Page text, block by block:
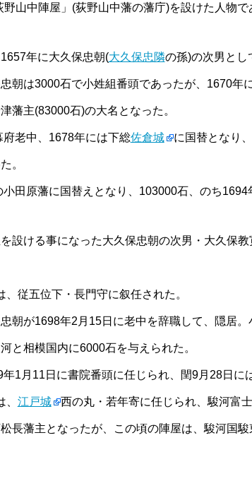
山中陣屋」(荻野山中藩の藩庁)を設けた人物で
年に大久保忠朝(大久保忠隣の孫)の次男とし
朝は3000石で小姓組番頭であったが、1670年
藩主(83000石)の大名となった。
老中、1678年には下総佐倉城 に国替となり
。
田原藩に国替えとなり、103000石、のち1694
設ける事になった大久保忠朝の次男・大久保
従五位下・長門守に叙任された。
朝が1698年2月15日に老中を辞職して、隠居
と相模国内に6000石を与えられた。
1月11日に書院番頭に任じられ、閏9月28日に
江戸城 西の丸・若年寄に任じられ、駿河富
長藩主となったが、この頃の陣屋は、駿河国